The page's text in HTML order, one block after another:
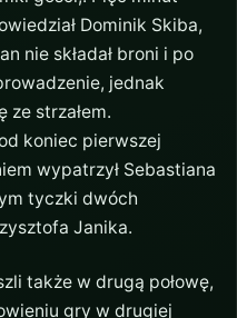
Dominik Skiba,
nie składał broni i po
jednak
ze strzałem.
koniec pierwszej
wypatrzył Sebastiana
tyczki dwóch
Janika.
także w drugą połowę,
gry w drugiej